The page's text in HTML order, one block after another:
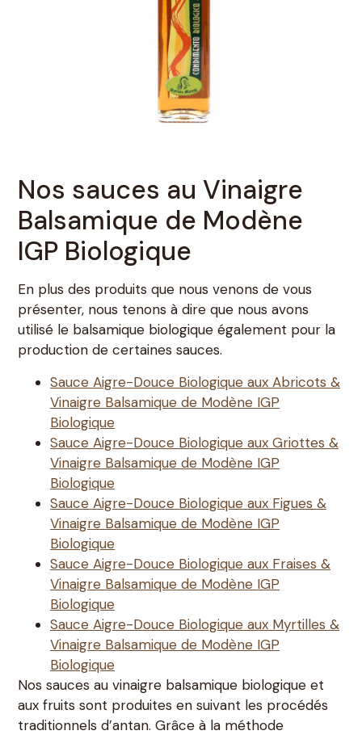
Nos sauces au Vinaigre
Balsamique de Modène
IGP Biologique
En plus des produits que nous venons de vous
présenter, nous tenons à dire que nous avons
utilisé le balsamique biologique également pour la
production de certaines sauces.
Sauce Aigre-Douce Biologique aux Abricots &
Vinaigre Balsamique de Modène IGP
Biologique
Sauce Aigre-Douce Biologique aux Griottes &
Vinaigre Balsamique de Modène IGP
Biologique
Sauce Aigre-Douce Biologique aux Figues &
Vinaigre Balsamique de Modène IGP
Biologique
Sauce Aigre-Douce Biologique aux Fraises &
Vinaigre Balsamique de Modène IGP
Biologique
Sauce Aigre-Douce Biologique aux Myrtilles &
Vinaigre Balsamique de Modène IGP
Biologique
Nos sauces au vinaigre balsamique biologique et
aux fruits sont produites en suivant les procédés
traditionnels d’antan. Grâce à la méthode